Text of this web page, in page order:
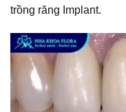
trồng răng Implant.